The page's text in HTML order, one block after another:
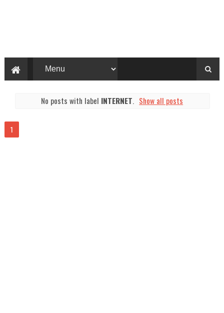
No posts with label INTERNET. Show all posts
1